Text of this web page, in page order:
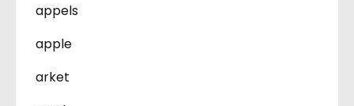
appels
apple
arket